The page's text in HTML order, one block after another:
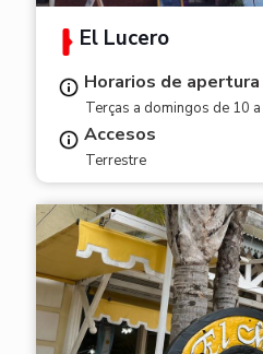
El Lucero
Horarios de apertura
Terças a domingos de 10
Accesos
Terrestre